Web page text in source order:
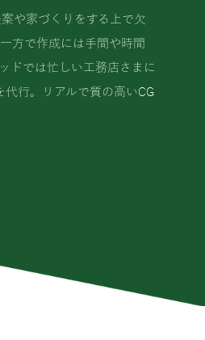
や家づくりをする上で欠
方で作成には手間や時間
ドでは忙しい工務店さまに
代行。リアルで質の高いCG